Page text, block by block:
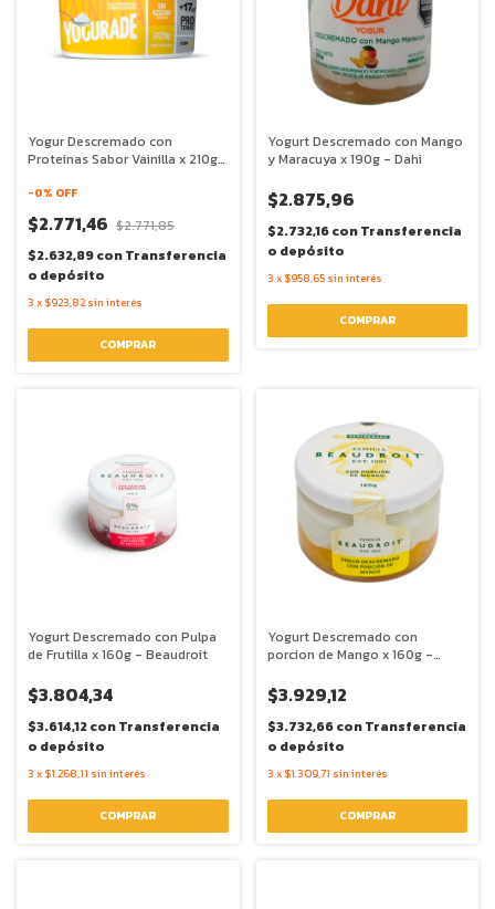
Yogur Descremado con
Proteinas Sabor Vainilla x 210g
-0% OFF
$2.771,46 $2.771,85
$2.632,89conTransferencia
o depósito
3 x $923,82 sin interés
Yogurt Descremado con Mango
y Maracuya x 190g - Dahi
$2.875,96
$2.732,16conTransferencia
o depósito
3 x $958,65 sin interés
Yogurt Descremado con Pulpa
de Frutilla x 160g - Beaudroit
$3.804,34
$3.614,12conTransferencia
o depósito
3 x $1.268,11 sin interés
Yogurt Descremado con
porcion de Mango x 160g -
$3.929,12
$3.732,66conTransferencia
o depósito
3 x $1.309,71 sin interés